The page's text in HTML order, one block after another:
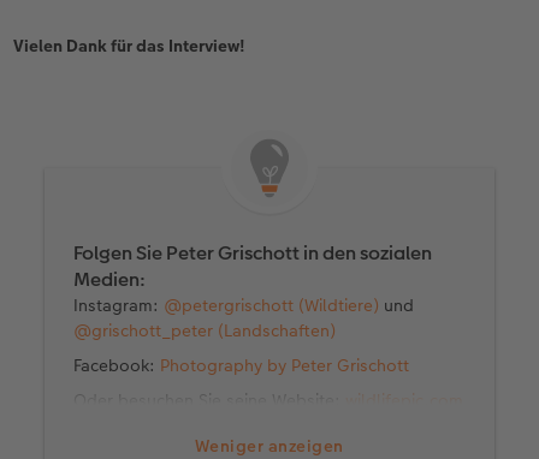
Vielen Dank für das Interview!
Weniger anzeigen
Folgen Sie Peter Grischott in den sozialen
Medien:
Instagram: @petergrischott (Wildtiere) und
@grischott_peter (Landschaften)
Facebook: Photography by Peter Grischott
Oder besuchen Sie seine Website:
wildlifepic.com